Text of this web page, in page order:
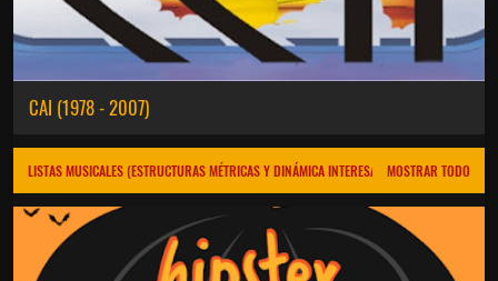
CAI (1978 - 2007)
LISTAS MUSICALES (ESTRUCTURAS MÉTRICAS Y DINÁMICA INTERESANTE)MOSTRAR TODO